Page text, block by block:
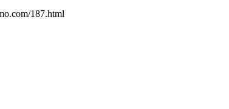
187.html